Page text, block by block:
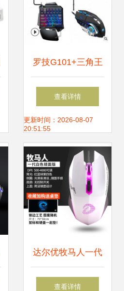
罗技G101+三角王
座+S1套装 跨平台
吃鸡利器，手机与
电脑游戏外设的完
美融合
查看详情
更新时间：2026-08-07
20:51:55
达尔优牧马人一代
白色镜面版 经典电
查看详情